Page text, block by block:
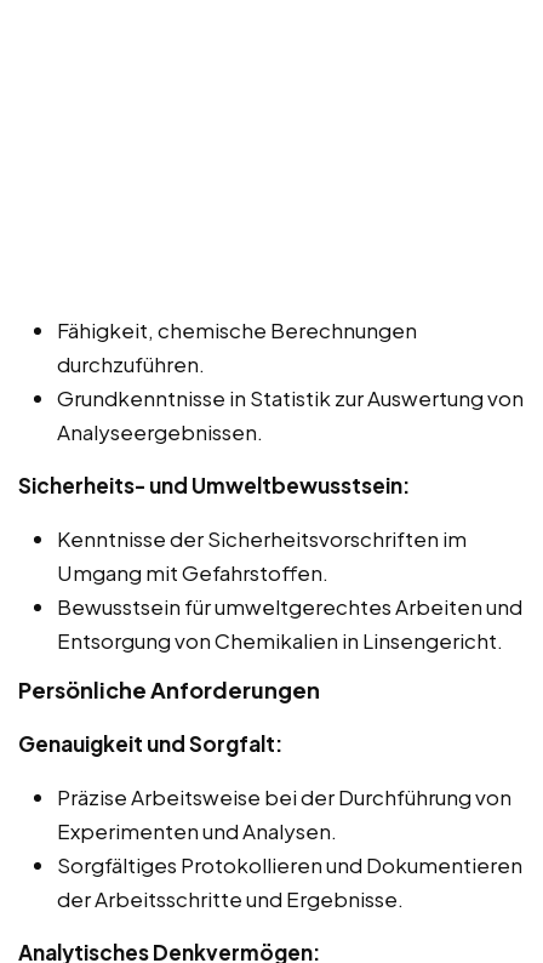
Fähigkeit, chemische Berechnungen
durchzuführen.
Grundkenntnisse in Statistik zur Auswertung von
Analyseergebnissen.
Sicherheits- und Umweltbewusstsein:
Kenntnisse der Sicherheitsvorschriften im
Umgang mit Gefahrstoffen.
Bewusstsein für umweltgerechtes Arbeiten und
Entsorgung von Chemikalien in Linsengericht.
Persönliche Anforderungen
Genauigkeit und Sorgfalt:
Präzise Arbeitsweise bei der Durchführung von
Experimenten und Analysen.
Sorgfältiges Protokollieren und Dokumentieren
der Arbeitsschritte und Ergebnisse.
Analytisches Denkvermögen: